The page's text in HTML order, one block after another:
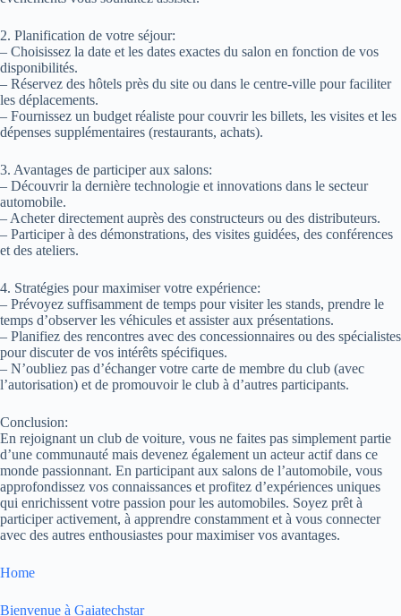
2. Planification de votre séjour:
– Choisissez la date et les dates exactes du salon en fonction de vos
disponibilités.
– Réservez des hôtels près du site ou dans le centre-ville pour faciliter
les déplacements.
– Fournissez un budget réaliste pour couvrir les billets, les visites et les
dépenses supplémentaires (restaurants, achats).
3. Avantages de participer aux salons:
– Découvrir la dernière technologie et innovations dans le secteur
automobile.
– Acheter directement auprès des constructeurs ou des distributeurs.
– Participer à des démonstrations, des visites guidées, des conférences
et des ateliers.
4. Stratégies pour maximiser votre expérience:
– Prévoyez suffisamment de temps pour visiter les stands, prendre le
temps d’observer les véhicules et assister aux présentations.
– Planifiez des rencontres avec des concessionnaires ou des spécialistes
pour discuter de vos intérêts spécifiques.
– N’oubliez pas d’échanger votre carte de membre du club (avec
l’autorisation) et de promouvoir le club à d’autres participants.
Conclusion:
En rejoignant un club de voiture, vous ne faites pas simplement partie
d’une communauté mais devenez également un acteur actif dans ce
monde passionnant. En participant aux salons de l’automobile, vous
approfondissez vos connaissances et profitez d’expériences uniques
qui enrichissent votre passion pour les automobiles. Soyez prêt à
participer activement, à apprendre constamment et à vous connecter
avec des autres enthousiastes pour maximiser vos avantages.
Home
Bienvenue à Gaiatechstar